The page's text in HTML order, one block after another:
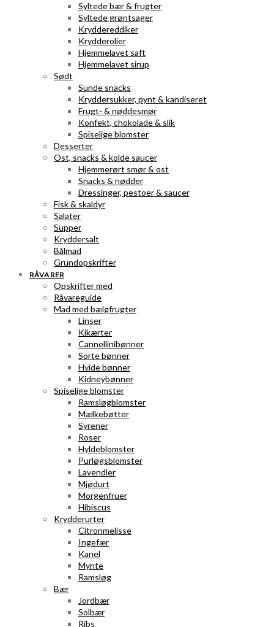
Syltede bær & frugter
Syltede grøntsager
Kryddereddiker
Krydderolier
Hjemmelavet saft
Hjemmelavet sirup
Sødt
Sunde snacks
Kryddersukker, pynt & kandiseret
Frugt- & nøddesmør
Konfekt, chokolade & slik
Spiselige blomster
Desserter
Ost, snacks & kolde saucer
Hjemmerørt smør & ost
Snacks & nødder
Dressinger, pestoer & saucer
Fisk & skaldyr
Salater
Supper
Kryddersalt
Bålmad
Grundopskrifter
RÅVARER
Opskrifter med
Råvareguide
Mad med bælgfrugter
Linser
Kikærter
Cannellinibønner
Sorte bønner
Hvide bønner
Kidneybønner
Spiselige blomster
Ramsløgblomster
Mælkebøtter
Syrener
Roser
Hyldeblomster
Purløgsblomster
Lavendler
Mjødurt
Morgenfruer
Hibiscus
Krydderurter
Citronmelisse
Ingefær
Kanel
Mynte
Ramsløg
Bær
Jordbær
Solbær
Ribs